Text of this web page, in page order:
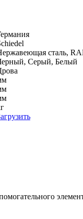
сталь,
Серый, Белый